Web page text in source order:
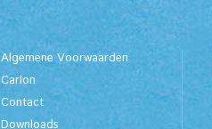
Algemene Voorwaarden
Carlon
Contact
Downloads